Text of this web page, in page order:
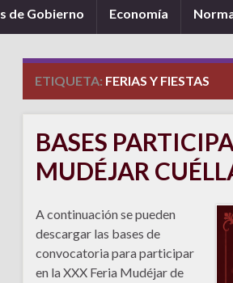
de Gobierno Economía
ETIQUETA: FERIAS Y FIESTAS
BASES
MUDÉJAR
A continuación se pueden
descargar las bases de
convocatoria para participar
en la XXX Feria Mudéjar de